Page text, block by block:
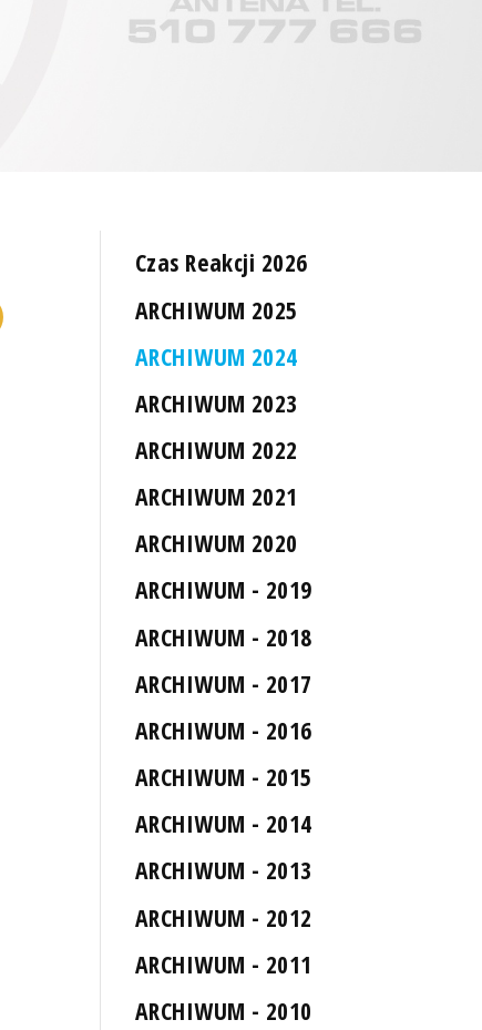
Czas Reakcji 2026
ARCHIWUM 2025
ARCHIWUM 2024
ARCHIWUM 2023
ARCHIWUM 2022
ARCHIWUM 2021
ARCHIWUM 2020
ARCHIWUM - 2019
ARCHIWUM - 2018
ARCHIWUM - 2017
ARCHIWUM - 2016
ARCHIWUM - 2015
ARCHIWUM - 2014
ARCHIWUM - 2013
ARCHIWUM - 2012
ARCHIWUM - 2011
ARCHIWUM - 2010